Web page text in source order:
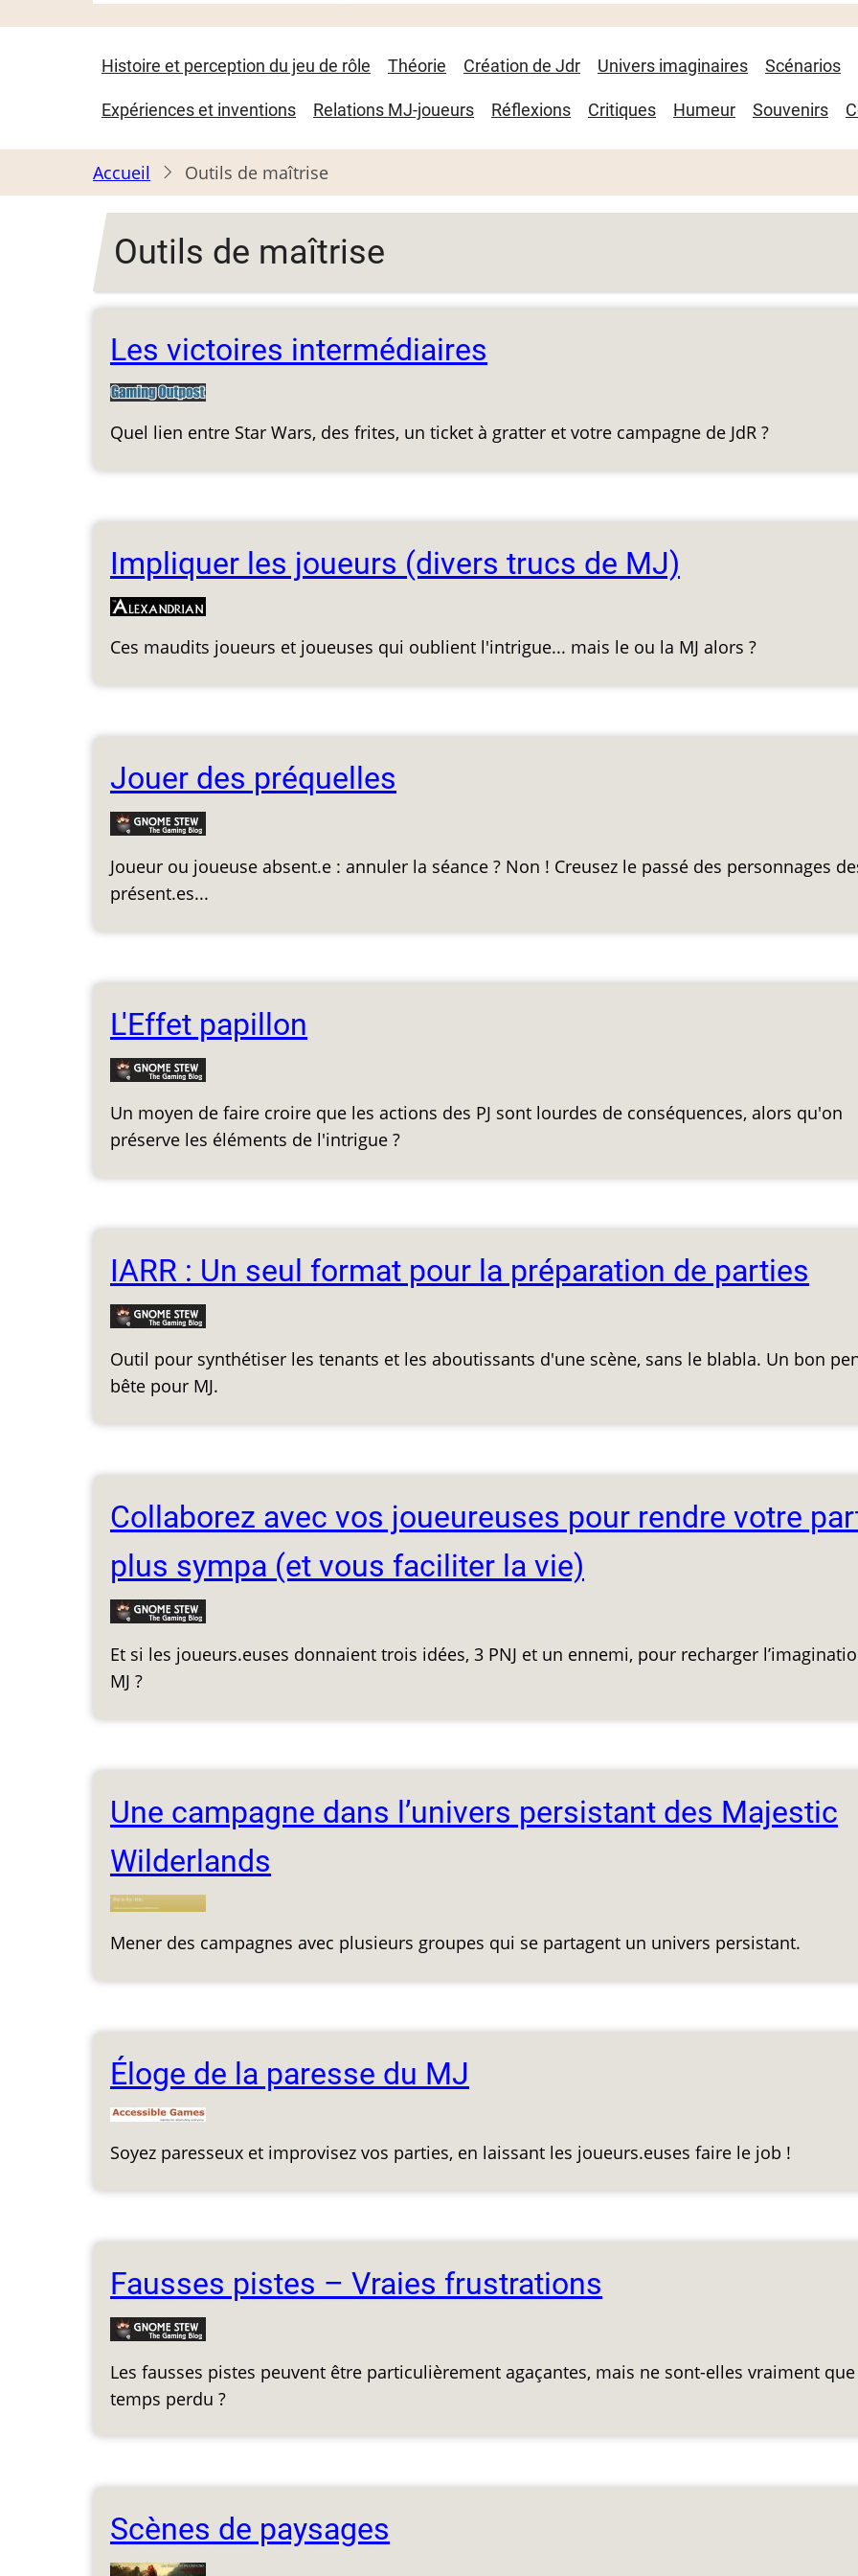
Navigation
principale
Histoire et perception du jeu de rôle Théorie Création de Jdr Univers imaginaires Scénarios
Expériences et inventions Relations MJ-joueurs Réflexions Critiques Humeur Souvenirs
Accueil Outils de maîtrise
Outils de maîtrise
Les victoires intermédiaires
Quel lien entre Star Wars, des frites, un ticket à gratter et votre campagne de JdR ?
Impliquer les joueurs (divers trucs de MJ)
Ces maudits joueurs et joueuses qui oublient l'intrigue... mais le ou la MJ alors ?
Jouer des préquelles
Joueur ou joueuse absent.e : annuler la séance ? Non ! Creusez le passé des personnages
présent.es...
L'Effet papillon
Un moyen de faire croire que les actions des PJ sont lourdes de conséquences, alors qu'on
préserve les éléments de l'intrigue ?
IARR : Un seul format pour la préparation de parties
Outil pour synthétiser les tenants et les aboutissants d'une scène, sans le blabla. Un bon
bête pour MJ.
Collaborez avec vos joueureuses pour rendre votre
plus sympa (et vous faciliter la vie)
Et si les joueurs.euses donnaient trois idées, 3 PNJ et un ennemi, pour recharger
MJ ?
Une campagne dans l’univers persistant des Majestic
Wilderlands
Mener des campagnes avec plusieurs groupes qui se partagent un univers persistant.
Éloge de la paresse du MJ
Soyez paresseux et improvisez vos parties, en laissant les joueurs.euses faire le job !
Fausses pistes – Vraies frustrations
Les fausses pistes peuvent être particulièrement agaçantes, mais ne sont-elles vraiment
temps perdu ?
Scènes de paysages